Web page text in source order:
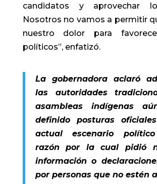
candidatos y aprovechar
Nosotros no vamos a permitir
nuestro dolor para
políticos”, enfatizó.
La gobernadora aclaró
las autoridades
asambleas indígenas
definido posturas
actual escenario
razón por la cual pidió
información o
por personas que no estén